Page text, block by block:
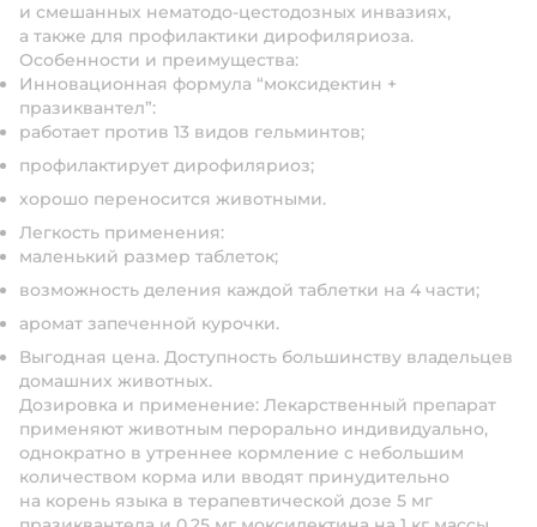
и смешанных нематодо-цестодозных инвазиях,
а также для профилактики дирофиляриоза.
Особенности и преимущества:
Инновационная формула “моксидектин +
празиквантел”:
работает против 13 видов гельминтов;
профилактирует дирофиляриоз;
хорошо переносится животными.
Легкость применения:
маленький размер таблеток;
возможность деления каждой таблетки на 4 части;
аромат запеченной курочки.
Выгодная цена. Доступность большинству владельцев
домашних животных.
Дозировка и применение: Лекарственный препарат
применяют животным перорально индивидуально,
однократно в утреннее кормление с небольшим
количеством корма или вводят принудительно
на корень языка в терапевтической дозе 5 мг